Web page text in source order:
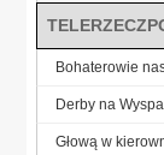
Bohaterowie
Derby na
Głową w